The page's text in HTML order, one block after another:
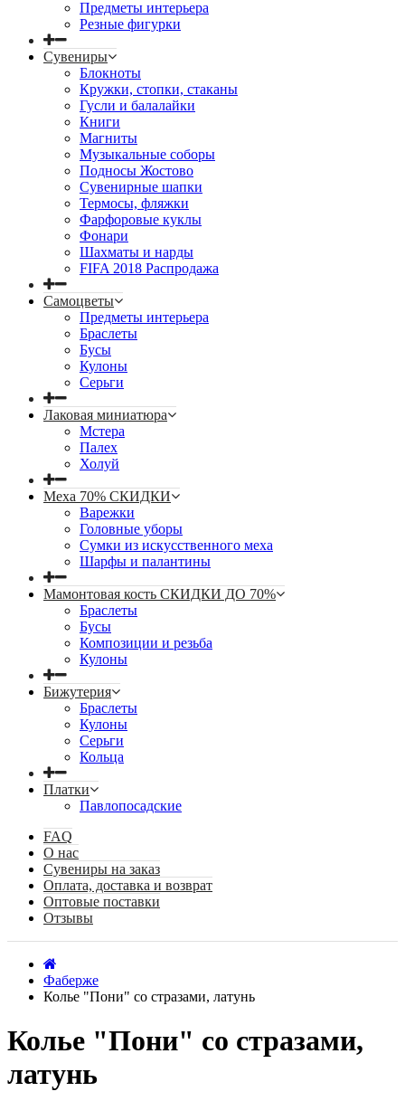
Предметы интерьера
Резные фигурки
Сувениры
Блокноты
Кружки, стопки, стаканы
Гусли и балалайки
Книги
Магниты
Музыкальные соборы
Подносы Жостово
Сувенирные шапки
Термосы, фляжки
Фарфоровые куклы
Фонари
Шахматы и нарды
FIFA 2018 Распродажа
Самоцветы
Предметы интерьера
Браслеты
Бусы
Кулоны
Серьги
Лаковая миниатюра
Мстера
Палех
Холуй
Меха 70% СКИДКИ
Варежки
Головные уборы
Сумки из искусственного меха
Шарфы и палантины
Мамонтовая кость СКИДКИ ДО 70%
Браслеты
Бусы
Композиции и резьба
Кулоны
Бижутерия
Браслеты
Кулоны
Серьги
Кольца
Платки
Павлопосадские
FAQ
О нас
Сувениры на заказ
Оплата, доставка и возврат
Оптовые поставки
Отзывы
Фаберже
Колье "Пони" со стразами, латунь
Колье "Пони" со стразами,
латунь